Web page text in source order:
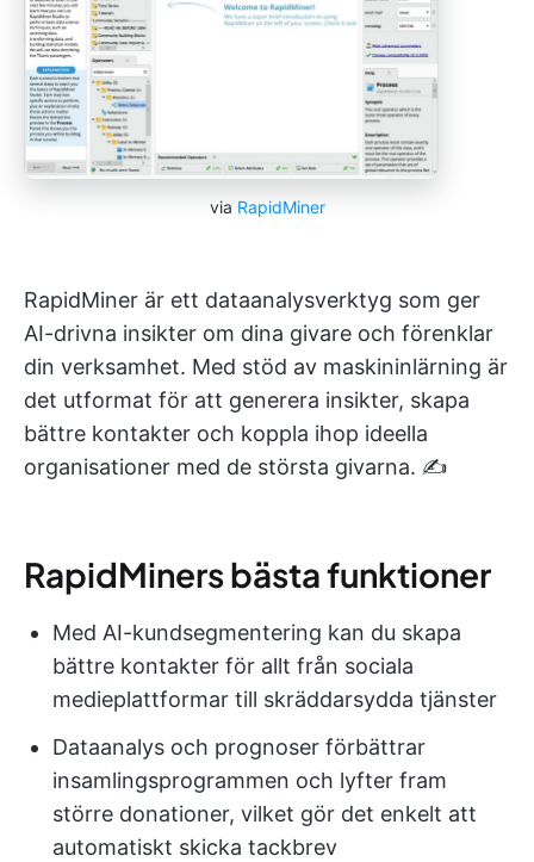
via RapidMiner
RapidMiner är ett dataanalysverktyg som ger
AI-drivna insikter om dina givare och förenklar
din verksamhet. Med stöd av maskininlärning är
det utformat för att generera insikter, skapa
bättre kontakter och koppla ihop ideella
organisationer med de största givarna. ✍️
RapidMiners bästa funktioner
Med AI-kundsegmentering kan du skapa
bättre kontakter för allt från sociala
medieplattformar till skräddarsydda tjänster
Dataanalys och prognoser förbättrar
insamlingsprogrammen och lyfter fram
större donationer, vilket gör det enkelt att
automatiskt skicka tackbrev